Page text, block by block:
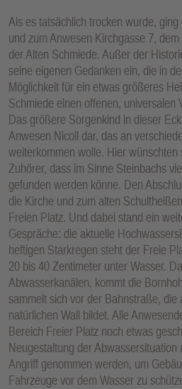
Als es tatsächlich trocken wurde,
und zum Anwesen Kirchgasse 7,
der Alten Schmiede. Außer der
seine eigenen Gedanken ein, die in
Möglichkeit für ein etwas größeres
Schmiede einen offenen, universalen
Das größere Sorgenkind in dieser
Anwesen Nicoll dar, das an
weiterkommen wolle. Hier wünschten
Zuhörer, dass im Sinne Steinbachs
gefunden werden könne. Den
die Kirche und zum alten
Freien Platz. Und dabei stand ein
Gespräche: die aktuelle
heftigen Starkregen steht der Freie
20 bis 40 Zentimeter unter Wasser.
Abwasserkanälen, kommt die
sammelt sich vor der Bahnstraße, die
natürlichen Wall bildet. Alle
Bereich Freier Platz noch etwas
Neugestaltung der
Angriff genommen werden, um
Fahrzeuge vor dem Wasser zu